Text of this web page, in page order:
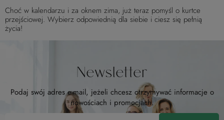
Choć w kalendarzu i za oknem zima, już teraz pomyśl o kurtce
przejściowej. Wybierz odpowiednią dla siebie i ciesz się pełnią
życia!
Newsletter
Podaj swój adres e-mail, jeżeli chcesz otrzymywać informacje o
nowościach i promocjach.